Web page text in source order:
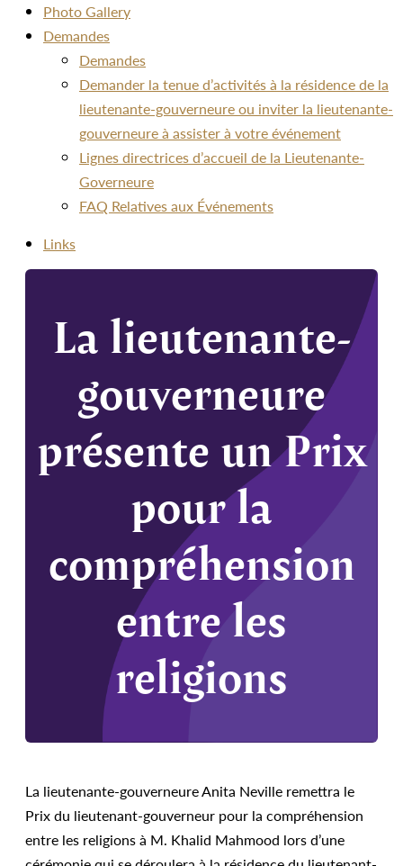
Photo Gallery
Demandes
Demandes
Demander la tenue d’activités à la résidence de la
lieutenante-gouverneure ou inviter la lieutenante-
gouverneure à assister à votre événement
Lignes directrices d’accueil de la Lieutenante-
Governeure
FAQ Relatives aux Événements
Links
La lieutenante-
gouverneure
présente un Prix
pour la
compréhension
entre les
religions
La lieutenante-gouverneure Anita Neville remettra le
Prix du lieutenant-gouverneur pour la compréhension
entre les religions à M. Khalid Mahmood lors d’une